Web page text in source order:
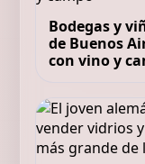
Bodegas y
de Buenos
con vino y